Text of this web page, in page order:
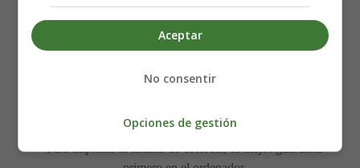
Para imprimir la lámina de colorear, es mejor guardarla
Aceptar
No consentir
Opciones de gestión